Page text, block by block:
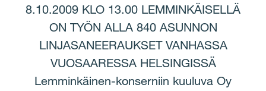
8.10.2009 KLO 13.00 LEMMINKÄISELLÄ
ON TYÖN ALLA 840 ASUNNON
LINJASANEERAUKSET VANHASSA
VUOSAARESSA HELSINGISSÄ
Lemminkäinen-konserniin kuuluva Oy